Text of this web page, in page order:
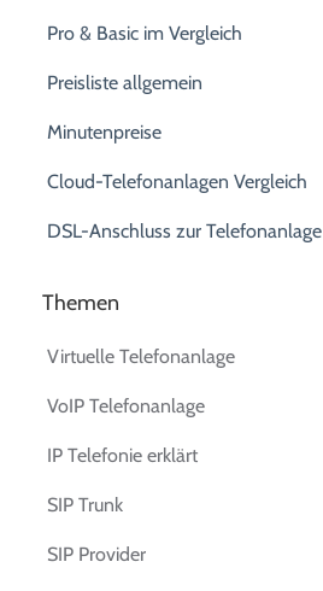
Pro & Basic im Vergleich
Preisliste allgemein
Minutenpreise
Cloud-Telefonanlagen Vergleich
DSL-Anschluss zur Telefonanlage
Themen
Virtuelle Telefonanlage
VoIP Telefonanlage
IP Telefonie erklärt
SIP Trunk
SIP Provider